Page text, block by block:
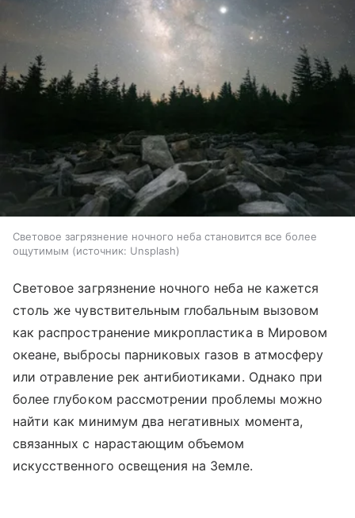
Световое загрязнение ночного неба становится все более
ощутимым
источник: Unsplash
Световое загрязнение ночного неба не кажется
столь же чувствительным глобальным вызовом
как распространение микропластика в Мировом
океане, выбросы парниковых газов в атмосферу
или отравление рек антибиотиками. Однако при
более глубоком рассмотрении проблемы можно
найти как минимум два негативных момента,
связанных с нарастающим объемом
искусственного освещения на Земле.